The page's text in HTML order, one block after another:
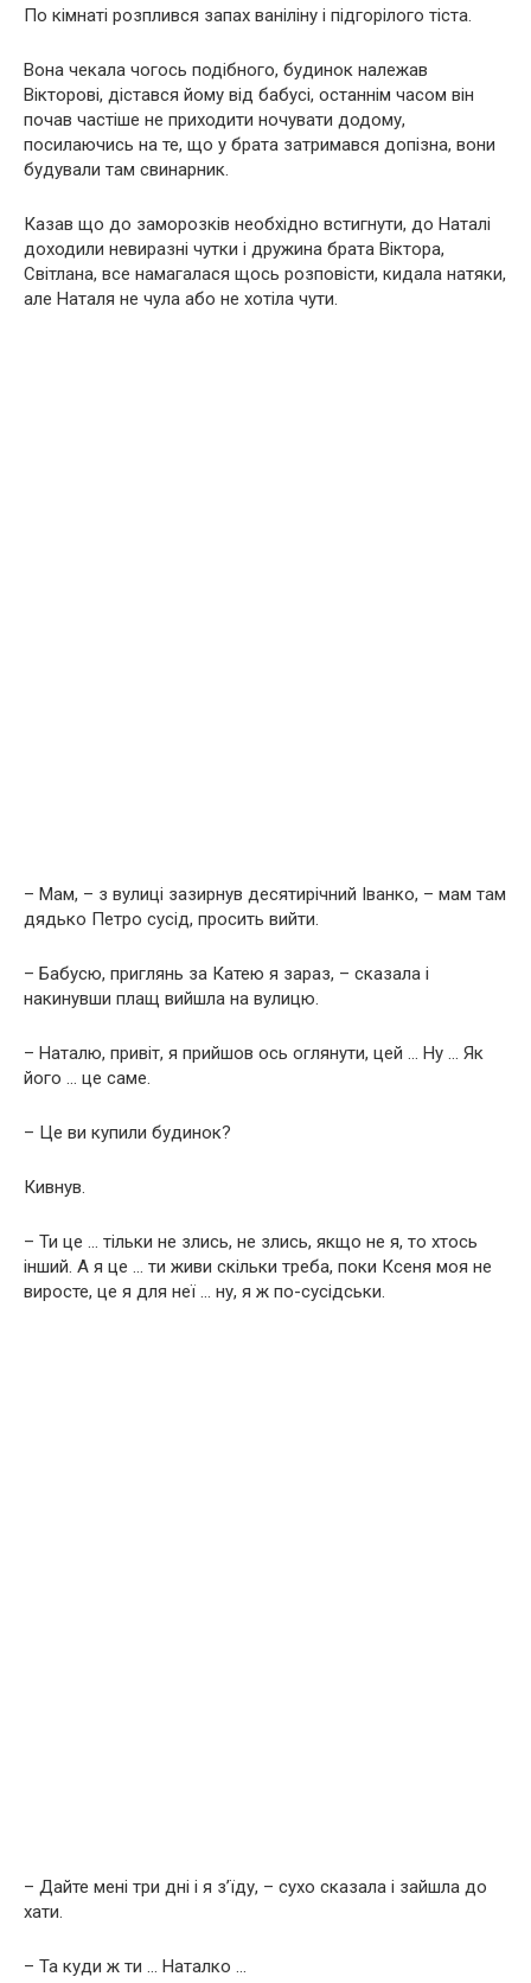
По кімнаті розплився запах ваніліну і підгорілого тіста.
Вона чекала чогось подібного, будинок належав
Вікторові, дістався йому від бабусі, останнім часом він
почав частіше не приходити ночувати додому,
посилаючись на те, що у брата затримався допізна, вони
будували там свинарник.
Казав що до заморозків необхідно встигнути, до Наталі
доходили невиразні чутки і дружина брата Віктора,
Світлана, все намагалася щось розповісти, кидала натяки,
але Наталя не чула або не хотіла чути.
– Мам, – з вулиці зазирнув десятирічний Іванко, – мам там
дядько Петро сусід, просить вийти.
– Бабусю, приглянь за Катею я зараз, – сказала і
накинувши плащ вийшла на вулицю.
– Наталю, привіт, я прийшов ось оглянути, цей … Ну … Як
його … це саме.
– Це ви купили будинок?
Кивнув.
– Ти це … тільки не злись, не злись, якщо не я, то хтось
інший. А я це … ти живи скільки треба, поки Ксеня моя не
виросте, це я для неї … ну, я ж по-сусідськи.
– Дайте мені три дні і я з’їду, – сухо сказала і зайшла до
хати.
– Та куди ж ти … Наталко …